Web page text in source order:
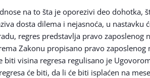
na to šta je oporezivi deo dohotka,
dosta dilema i nejasnoća, u
regres predstavlja pravo
Zakonu propisano pravo
visina regresa regulisano je
će biti, da li će biti isplaćen na